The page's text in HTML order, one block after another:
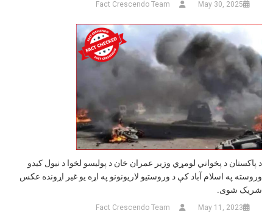
May 30, 2025
Fact Crescendo Team
د پاکستان د پخواني لومړي وزیر عمران خان د پولیسو لخوا د نیول کیدو
وروسته په اسلام آباد کې د وروستیو لاریونونو په اړه یو غیر اړونده عکس
شریک شوی.
May 11, 2023
Fact Crescendo Team